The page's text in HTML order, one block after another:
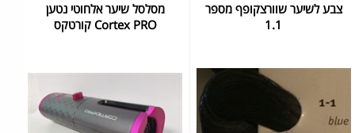
צבע לשיער שוורצקופף מספר
1.1
מסלסל שיער אלחוטי נטען
Cortex PRO קורטקס